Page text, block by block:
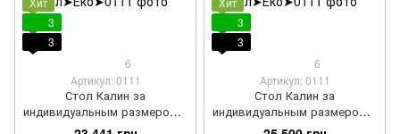
3
3
6
Артикул: 0111
Стол Калин за
индивидуальным размером и
цветом слоноввая кость var
3
3
6
Артикул: 0111
Стол Калин за
индивидуальным размером и
цветом деревянный